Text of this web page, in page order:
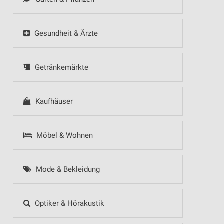
Gesundheit & Ärzte
Getränkemärkte
Kaufhäuser
Möbel & Wohnen
Mode & Bekleidung
Optiker & Hörakustik